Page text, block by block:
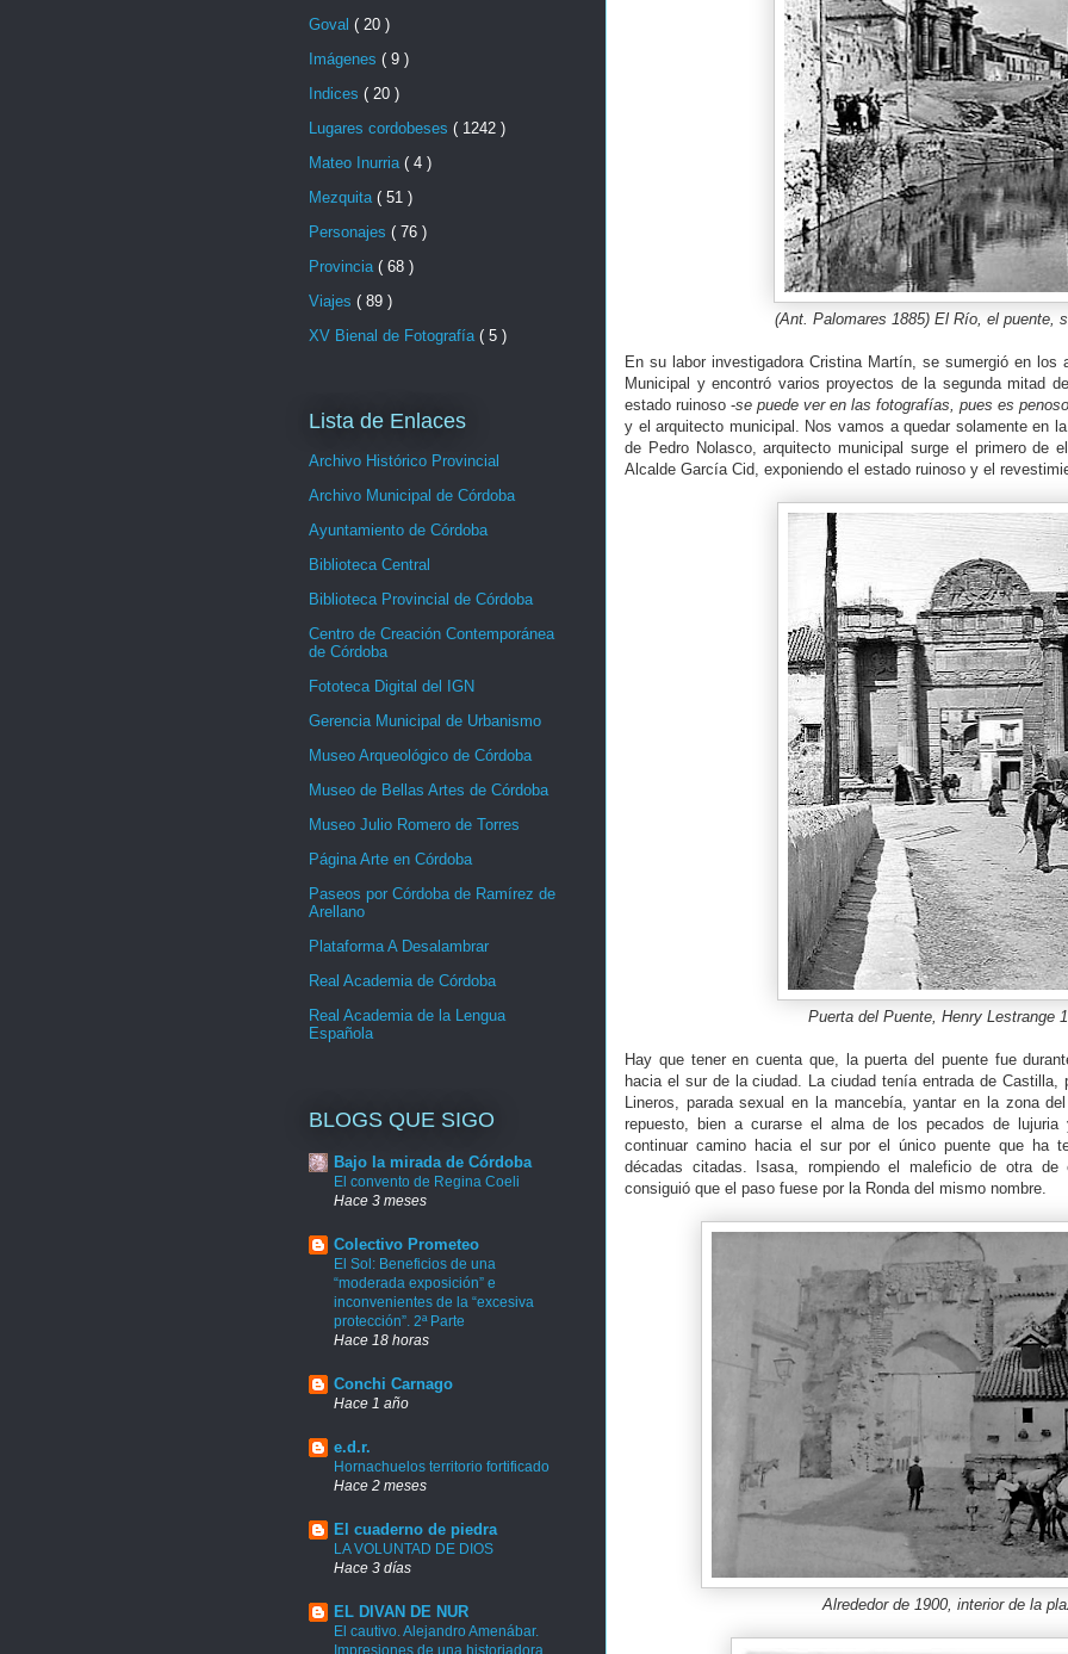
(Ant. Palomares 1885) El Río, el puente,
En su labor investigadora Cristina Martín, se sumergió en los
Municipal y encontró varios proyectos de la segunda mitad
estado ruinoso -se puede ver en las fotografías, pues es
y el arquitecto municipal. Nos vamos a quedar solamente en
de Pedro Nolasco, arquitecto municipal surge el primero de
Alcalde García Cid, exponiendo el estado ruinoso y el
Puerta del Puente, Henry Lestrange
Hay que tener en cuenta que, la puerta del puente fue
hacia el sur de la ciudad. La ciudad tenía entrada de Castilla,
Lineros, parada sexual en la mancebía, yantar en la zona
repuesto, bien a curarse el alma de los pecados de
continuar camino hacia el sur por el único puente que ha
décadas citadas. Isasa, rompiendo el maleficio de otra
consiguió que el paso fuese por la Ronda del mismo nombre.
Alrededor de 1900, interior de la
Goval ( 20 )
Imágenes ( 9 )
Indices ( 20 )
Lugares cordobeses ( 1242 )
Mateo Inurria ( 4 )
Mezquita ( 51 )
Personajes ( 76 )
Provincia ( 68 )
Viajes ( 89 )
XV Bienal de Fotografía ( 5 )
Lista de Enlaces
Archivo Histórico Provincial
Archivo Municipal de Córdoba
Ayuntamiento de Córdoba
Biblioteca Central
Biblioteca Provincial de Córdoba
Centro de Creación Contemporánea
de Córdoba
Fototeca Digital del IGN
Gerencia Municipal de Urbanismo
Museo Arqueológico de Córdoba
Museo de Bellas Artes de Córdoba
Museo Julio Romero de Torres
Página Arte en Córdoba
Paseos por Córdoba de Ramírez de
Arellano
Plataforma A Desalambrar
Real Academia de Córdoba
Real Academia de la Lengua
Española
BLOGS QUE SIGO
Bajo la mirada de Córdoba
El convento de Regina Coeli
Hace 3 meses
Colectivo Prometeo
El Sol: Beneficios de una
“moderada exposición” e
inconvenientes de la “excesiva
protección”. 2ª Parte
Hace 18 horas
Conchi Carnago
Hace 1 año
e.d.r.
Hornachuelos territorio fortificado
Hace 2 meses
El cuaderno de piedra
LA VOLUNTAD DE DIOS
Hace 3 días
EL DIVAN DE NUR
El cautivo. Alejandro Amenábar.
Impresiones de una historiadora